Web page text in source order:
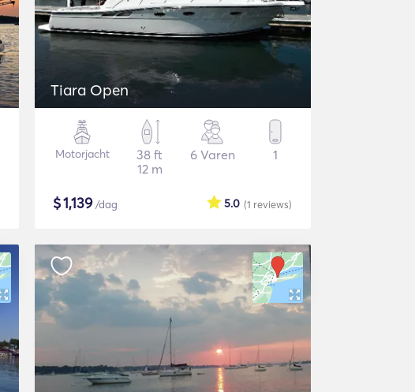
Tiara Open
Motorjacht
38 ft
12 m
6 Varen 1
$1,139/dag (1 reviews)
5.0